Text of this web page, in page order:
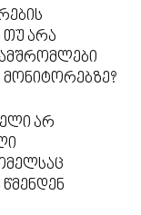
თუ არა
მონიტორებზე?
არ